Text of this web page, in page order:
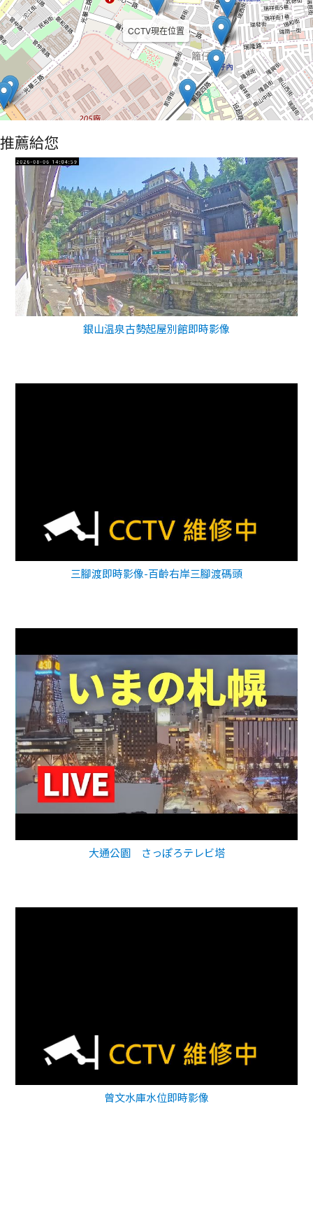
CCTV現在位置
推薦給您
銀山温泉古勢起屋別館即時影像
三腳渡即時影像-百齡右岸三腳渡碼頭
大通公園 さっぽろテレビ塔
曾文水庫水位即時影像